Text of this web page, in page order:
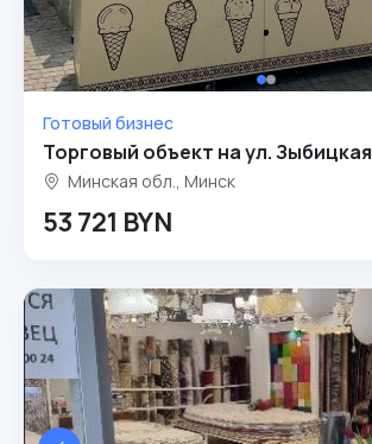
Готовый бизнес
Торговый объект на ул. Зыбицкая
Минская обл., Минск
53 721 BYN